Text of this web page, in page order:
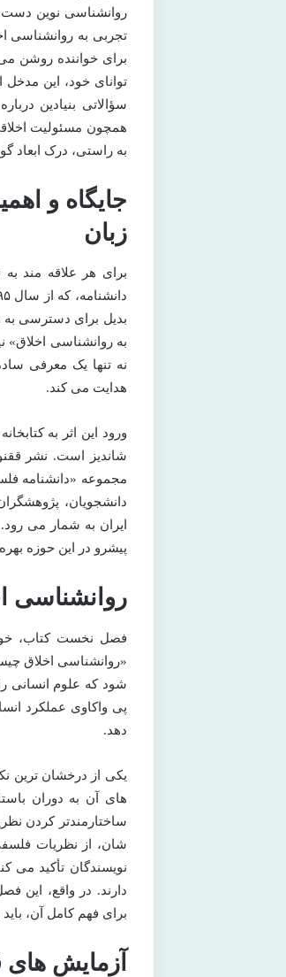
روانشناسی نوین دست
تجربی به روانشناسی
برای خواننده روشن
توانای خود، این مدخل
سؤالاتی بنیادین
همچون مسئولیت
به راستی، درک ابعاد
جایگاه و
زبان
برای هر علاقه مند
بدیل برای دسترسی
به روانشناسی اخلاق»
نه تنها یک معرفی
هدایت می کند.
ورود این اثر به
شاندیز است. نشر
مجموعه «دانشنامه
دانشجویان،
ایران به شمار می
پیشرو در این حوزه
روانشناسی
فصل نخست کتاب،
«روانشناسی اخلاق
شود که علوم انسانی
پی واکاوی عملکرد
دهد.
یکی از درخشان ترین
های آن به دوران
ساختارمندتر کردن
شان، از نظریات
نویسندگان تأکید می
دارند. در واقع، این
برای فهم کامل آن،
آزمایش